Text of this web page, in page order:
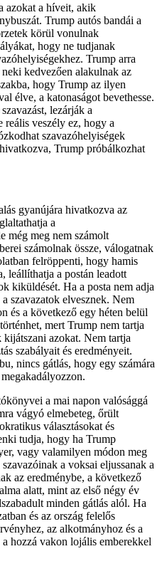
azokat a híveit, akik
Trump autós bandái a
körül vonulnak
hogy ne tudjanak
Trump arra
kedvezően alakulnak az
hogy Trump az ilyen
élve, a katonaságot bevethesse.
lezárják a
reális veszély ez, hogy a
szavazóhelyiségek
Trump próbálkozhat
gyanújára hivatkozva az
a
még meg nem számolt
számolnak össze, válogatnak
felröppenti, hogy hamis
leállíthatja a postán leadott
kiküldését. Ha a posta nem adja
szavazatok elvesznek. Nem
és a következő egy héten belül
mert Trump nem tartja
azokat. Nem tartja
szabályait és eredményeit.
nincs gátlás, hogy egy számára
a mai napon valósággá
vágyó elmebeteg, őrült
választásokat és
tudja, hogy ha Trump
vagy valamilyen módon meg
a voksai eljussanak a
az eredménybe, a következő
alatt, mint az első négy év
minden gátlás alól. Ha
és az ország felelős
az alkotmányhoz és a
hozzá vakon lojális emberekkel